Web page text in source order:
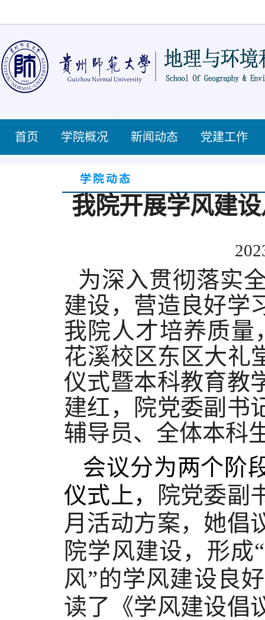
首页 学院概况 新闻动态 党建工作
学院动态
我院开展学风建
为深入贯彻落实
建设，营造良好学
我院人才培养质量
花溪校区东区大礼
仪式暨本科教育教
建红，院党委副书
辅导员、全体本科
会议分为两个阶
仪式上，
院党委副
月活动方案，她倡
院学风建设，形
风”的学风建设良
读了《学风建设倡